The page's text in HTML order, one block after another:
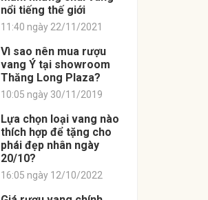
nổi tiếng thế giới
11:40 ngày 22/11/2021
Vì sao nên mua rượu
vang Ý tại showroom
Thăng Long Plaza?
10:05 ngày 30/11/2019
Lựa chọn loại vang nào
thích hợp để tặng cho
phái đẹp nhân ngày
20/10?
16:05 ngày 12/10/2022